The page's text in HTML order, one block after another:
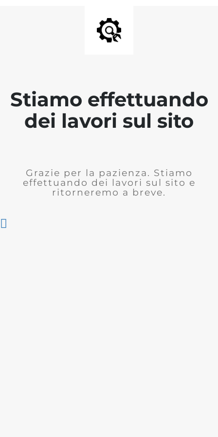
Stiamo effettuando
dei lavori sul sito
Grazie per la pazienza. Stiamo
effettuando dei lavori sul sito e
ritorneremo a breve.